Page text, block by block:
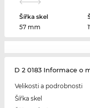
Šířka skel
57 mm
D 2 0183 Informace o
Velikosti a podrobnosti
Šířka skel